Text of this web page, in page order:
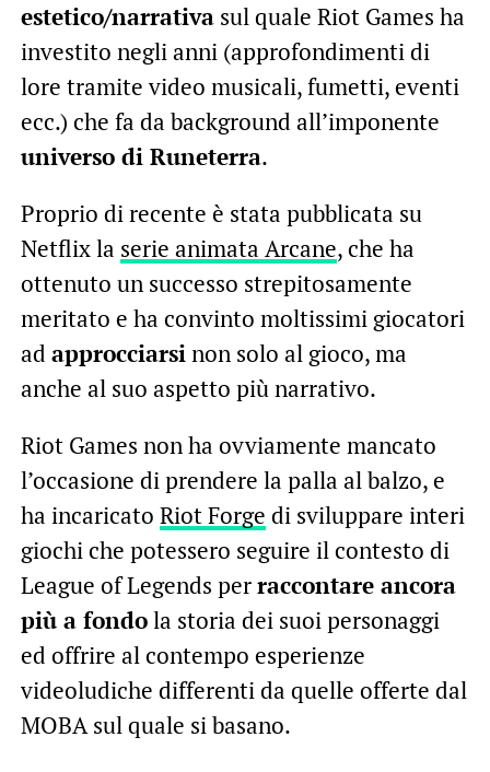
estetico/narrativasul quale Riot Games ha
investito negli anni (approfondimenti di
lore tramite video musicali, fumetti, eventi
ecc.) che fa da background all’imponente
universo di Runeterra.
Proprio di recente è stata pubblicata su
Netflix la serie animata Arcane, che ha
ottenuto un successo strepitosamente
meritato e ha convinto moltissimi giocatori
ad approcciarsinon solo al gioco, ma
anche al suo aspetto più narrativo.
Riot Games non ha ovviamente mancato
l’occasione di prendere la palla al balzo, e
ha incaricato Riot Forge di sviluppare interi
giochi che potessero seguire il contesto di
League of Legends perraccontare ancora
più a fondola storia dei suoi personaggi
ed offrire al contempo esperienze
videoludiche differenti da quelle offerte dal
MOBA sul quale si basano.